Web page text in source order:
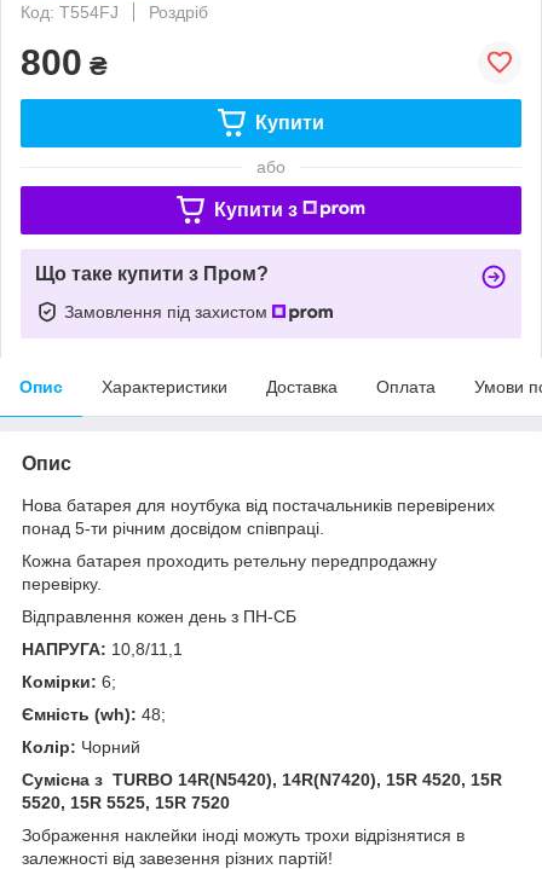
Код: T554FJ
Роздріб
800 ₴
Купити
або
Купити з
Що таке купити з Пром?
Замовлення під захистом
Опис Характеристики Доставка Оплата Умови
Опис
Нова батарея для ноутбука від постачальників перевірених
понад 5-ти річним досвідом співпраці.
Кожна батарея проходить ретельну передпродажну
перевірку.
Відправлення кожен день з ПН-СБ
НАПРУГА: 10,8/11,1
Комірки: 6;
Ємність (wh): 48;
Колір: Чорний
Сумісна з TURBO 14R(N5420), 14R(N7420), 15R 4520, 15R
5520, 15R 5525, 15R 7520
Зображення наклейки іноді можуть трохи відрізнятися в
залежності від завезення різних партій!